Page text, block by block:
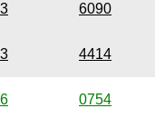
6090
4414
0754